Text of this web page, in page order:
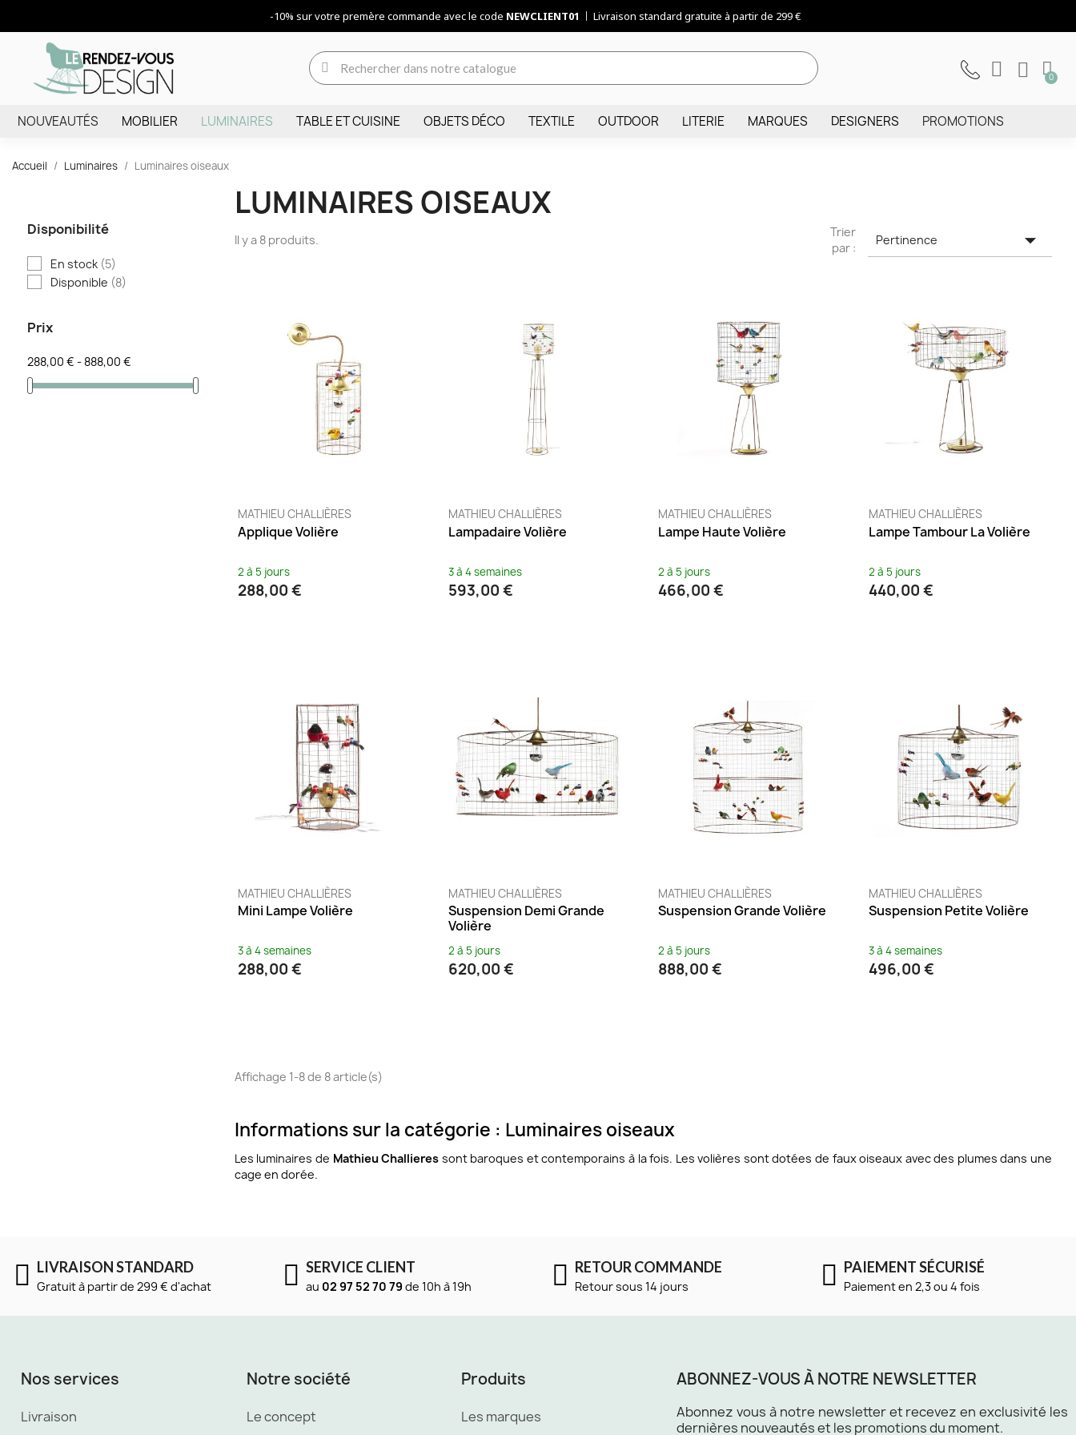
-10% sur votre premère commande avec le code NEWCLIENT01 Livraison standard gratuite à partir de 299 €
NOUVEAUTÉS MOBILIER LUMINAIRES TABLE ET CUISINE OBJETS DÉCO TEXTILE OUTDOOR LITERIE MARQUES DESIGNERS PROMOTIONS
Accueil Luminaires Luminaires oiseaux
Disponibilité
En stock (5)
Disponible (8)
Prix
288,00 € - 888,00 €
LUMINAIRES OISEAUX
Il y a 8 produits.
Trier
par :
Pertinence 
MATHIEU CHALLIÈRES
Applique Volière
2 à 5 jours
288,00 €
MATHIEU CHALLIÈRES
Lampadaire Volière
3 à 4 semaines
593,00 €
MATHIEU CHALLIÈRES
Lampe Haute Volière
2 à 5 jours
466,00 €
MATHIEU CHALLIÈRES
Lampe Tambour La Volière
2 à 5 jours
440,00 €
MATHIEU CHALLIÈRES
Mini Lampe Volière
3 à 4 semaines
288,00 €
MATHIEU CHALLIÈRES
Suspension Demi Grande
Volière
2 à 5 jours
620,00 €
MATHIEU CHALLIÈRES
Suspension Grande Volière
2 à 5 jours
888,00 €
MATHIEU CHALLIÈRES
Suspension Petite Volière
3 à 4 semaines
496,00 €
Affichage 1-8 de 8 article(s)
Informations sur la catégorie : Luminaires oiseaux
Les luminaires de Mathieu Challieres sont baroques et contemporains à la fois. Les volières sont dotées de faux oiseaux avec des plumes dans une
cage en dorée.
LIVRAISON STANDARD
Gratuit à partir de 299 € d'achat
SERVICE CLIENT
au 02 97 52 70 79 de 10h à 19h
RETOUR COMMANDE
Retour sous 14 jours
PAIEMENT SÉCURISÉ
Paiement en 2,3 ou 4 fois
Nos services
Livraison
Notre société
Le concept
Produits
Les marques
ABONNEZ-VOUS À NOTRE NEWSLETTER
Abonnez vous à notre newsletter et recevez en exclusivité les
dernières nouveautés et les promotions du moment.